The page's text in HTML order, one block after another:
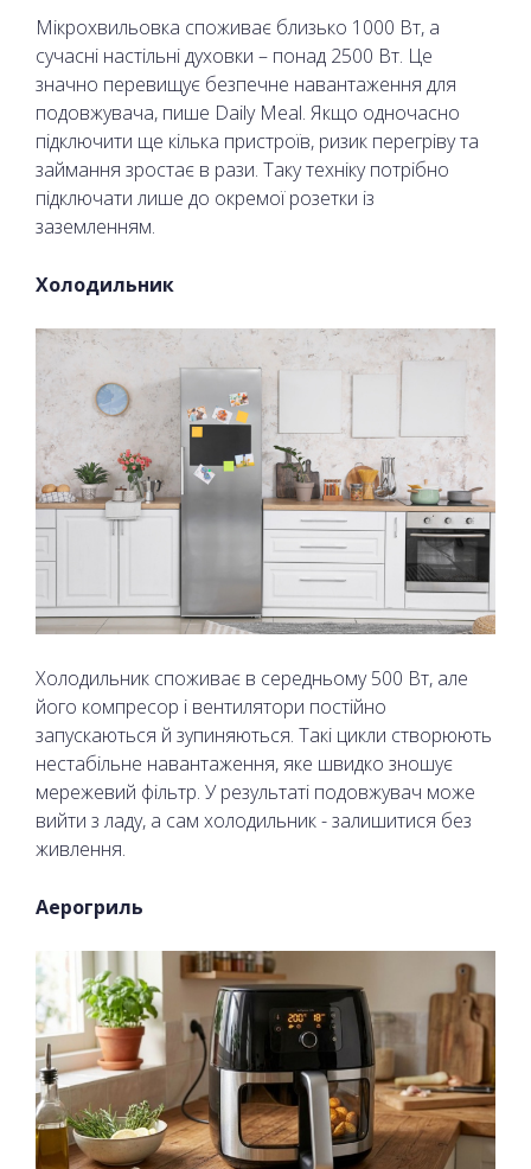
Мікрохвильовка споживає близько 1000 Вт, а
сучасні настільні духовки – понад 2500 Вт. Це
значно перевищує безпечне навантаження для
подовжувача, пише Daily Meal. Якщо одночасно
підключити ще кілька пристроїв, ризик перегріву та
займання зростає в рази. Таку техніку потрібно
підключати лише до окремої розетки із
заземленням.
Холодильник
Холодильник споживає в середньому 500 Вт, але
його компресор і вентилятори постійно
запускаються й зупиняються. Такі цикли створюють
нестабільне навантаження, яке швидко зношує
мережевий фільтр. У результаті подовжувач може
вийти з ладу, а сам холодильник - залишитися без
живлення.
Аерогриль